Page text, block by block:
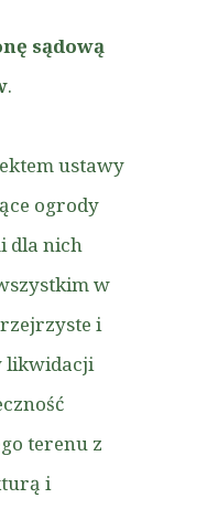
sądową
.
ustawy
ogrody
dla nich
w
i
likwidacji
terenu z
i